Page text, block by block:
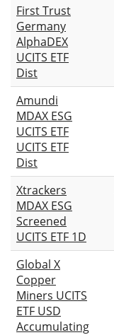
First Trust
Germany
AlphaDEX
UCITS ETF
Dist
Amundi
MDAX ESG
UCITS ETF
UCITS ETF
Dist
Xtrackers
MDAX ESG
Screened
UCITS ETF 1D
Global X
Copper
Miners UCITS
ETF USD
Accumulating